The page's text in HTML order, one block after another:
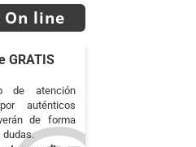
On line
GRATIS
de atención
auténticos
de forma
dudas.